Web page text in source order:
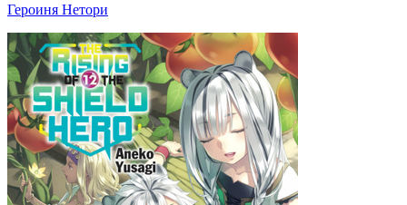
Героиня Нетори